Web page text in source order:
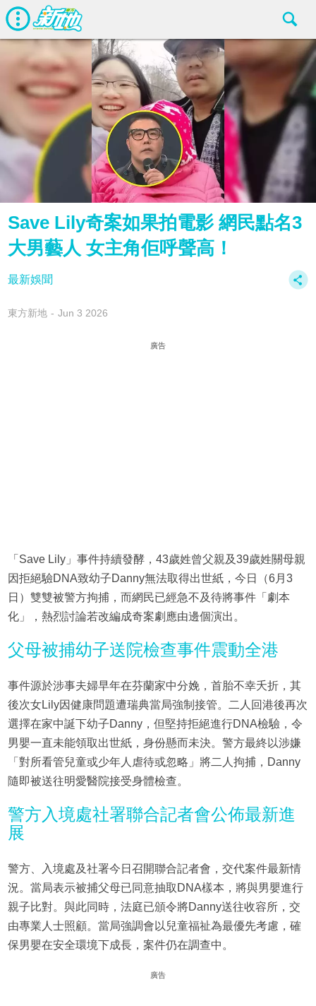
Save Lily奇案如果拍電影 網民點名3
大男藝人 女主角佢呼聲高！
最新娛聞
東方新地 Jun 3 2026
廣告
「Save Lily」事件持續發酵，43歲姓曾父親及39歲姓關母親
因拒絕驗DNA致幼子Danny無法取得出世紙，今日（6月3
日）雙雙被警方拘捕，而網民已經急不及待將事件「劇本
化」，熱烈討論若改編成奇案劇應由邊個演出。
父母被捕幼子送院檢查事件震動全港
事件源於涉事夫婦早年在芬蘭家中分娩，首胎不幸夭折，其
後次女Lily因健康問題遭瑞典當局強制接管。二人回港後再次
選擇在家中誕下幼子Danny，但堅持拒絕進行DNA檢驗，令
男嬰一直未能領取出世紙，身份懸而未決。警方最終以涉嫌
「對所看管兒童或少年人虐待或忽略」將二人拘捕，Danny
隨即被送往明愛醫院接受身體檢查。
警方入境處社署聯合記者會公佈最新進
展
警方、入境處及社署今日召開聯合記者會，交代案件最新情
況。當局表示被捕父母已同意抽取DNA樣本，將與男嬰進行
親子比對。與此同時，法庭已頒令將Danny送往收容所，交
由專業人士照顧。當局強調會以兒童福祉為最優先考慮，確
保男嬰在安全環境下成長，案件仍在調查中。
廣告